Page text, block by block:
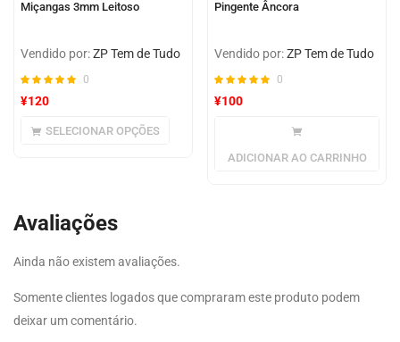
Miçangas 3mm Leitoso
Vendido por:ZP Tem de Tudo
0
¥120
SELECIONAR OPÇÕES
Pingente Âncora
Vendido por:ZP Tem de Tudo
0
¥100
ADICIONAR AO CARRINHO
Avaliações
Ainda não existem avaliações.
Somente clientes logados que compraram este produto podem
deixar um comentário.